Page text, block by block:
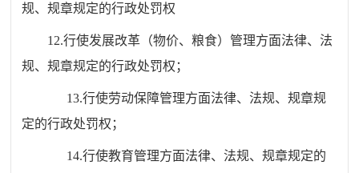
规、规章规定的行政处罚权
12.行使发展改革（物价、粮食）管理方面法律、法
规、规章规定的行政处罚权；
13.行使劳动保障管理方面法律、法规、规章规
定的行政处罚权；
14.行使教育管理方面法律、法规、规章规定的